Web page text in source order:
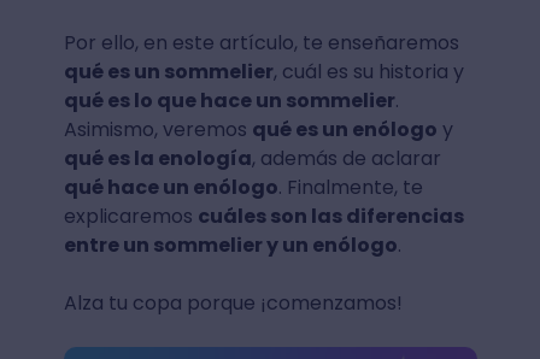
Por ello, en este artículo, te enseñaremos
qué es un sommelier, cuál es su historia y
qué es lo que hace un sommelier.
Asimismo, veremos qué es un enólogo y
qué es la enología, además de aclarar
qué hace un enólogo. Finalmente, te
explicaremos cuáles son las diferencias
entre un sommelier y un enólogo.
Alza tu copa porque ¡comenzamos!